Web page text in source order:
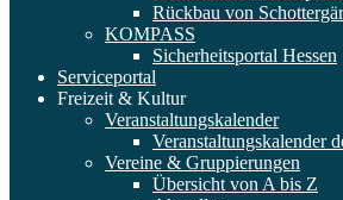
Rückbau von
KOMPASS
Sicherheitsportal Hessen
Serviceportal
Freizeit & Kultur
Veranstaltungskalender
Veranstaltungskalender
Vereine & Gruppierungen
Übersicht von A bis Z